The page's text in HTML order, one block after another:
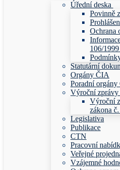
Úřední deska
Povinně
Ochrana
106/
Statutární
Orgány ČIA
Poradní orgány
Výroční
Výroční
zákona
Legislativa
Publikace
CTN
Pracovní
Veřejné
Vzájemné